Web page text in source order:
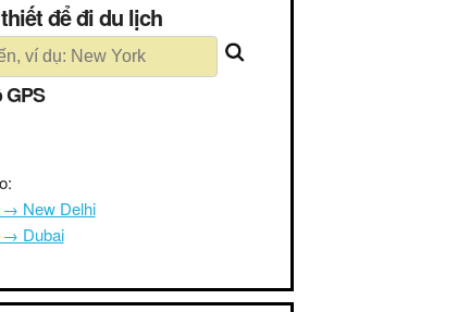
thiết để đi du lịch
GPS
→ New Delhi
→ Dubai